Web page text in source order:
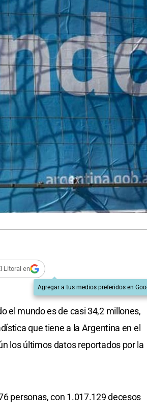
Litoral en
Agregar a tus medios preferidos en
el mundo es de casi 34,2 millones,
que tiene a la Argentina en el
los últimos datos reportados por la
personas, con 1.017.129 decesos